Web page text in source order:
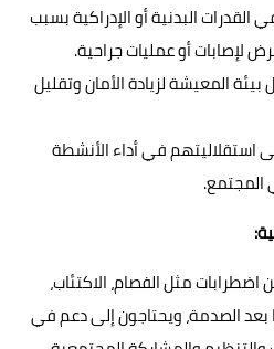
البدنية أو الإدراكية بسبب
لإصابات أو عمليات جراحية.
المعيشة لزيادة الأمان وتقليل
في أداء الأنشطة
المجتمع.
اضطرابات مثل الفصام، الاكتئاب،
بعد الصدمة، ويحتاجون إلى دعم في